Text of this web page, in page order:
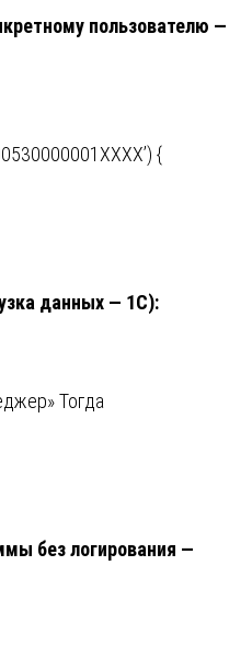
пользователю —
{
данных — 1С):
Тогда
без логирования —